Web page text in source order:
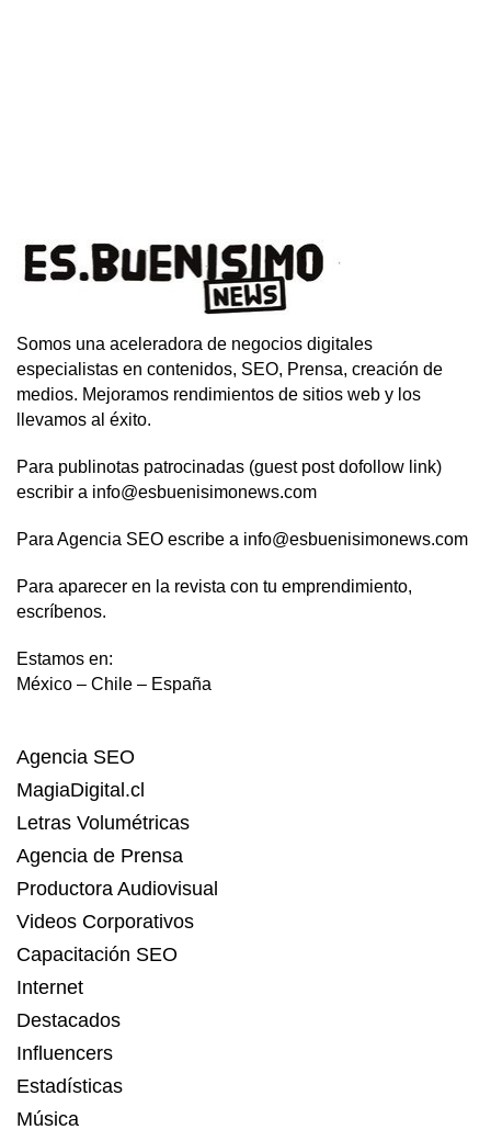
Somos una aceleradora de negocios digitales
especialistas en contenidos, SEO, Prensa, creación de
medios. Mejoramos rendimientos de sitios web y los
llevamos al éxito.
Para publinotas patrocinadas (guest post dofollow link)
escribir a info@esbuenisimonews.com
Para Agencia SEO escribe a info@esbuenisimonews.com
Para aparecer en la revista con tu emprendimiento,
escríbenos.
Estamos en:
México – Chile – España
Agencia SEO
MagiaDigital.cl
Letras Volumétricas
Agencia de Prensa
Productora Audiovisual
Videos Corporativos
Capacitación SEO
Internet
Destacados
Influencers
Estadísticas
Música